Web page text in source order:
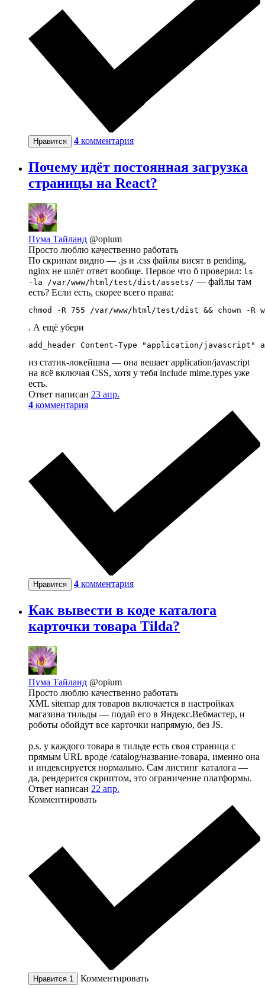
Нравится 4 комментария
Почему идёт постоянная загрузка
страницы на React?
Пума Тайланд @opium
Просто люблю качественно работать
По скринам видно — .js и .css файлы висят в pending,
nginx не шлёт ответ вообще. Первое что б проверил: ls
-la /var/www/html/test/dist/assets/ — файлы там
есть? Если есть, скорее всего права:
chmod -R 755 /var/www/html/test/dist && chown -R
. А ещё убери
add_header Content-Type "application/javascript"
из статик-локейшна — она вешает application/javascript
на всё включая CSS, хотя у тебя include mime.types уже
есть.
Ответ написан 23 апр.
4 комментария
Нравится 4 комментария
Как вывести в коде каталога
карточки товара Tilda?
Пума Тайланд @opium
Просто люблю качественно работать
XML sitemap для товаров включается в настройках
магазина тильды — подай его в Яндекс.Вебмастер, и
роботы обойдут все карточки напрямую, без JS.
p.s. у каждого товара в тильде есть своя страница с
прямым URL вроде /catalog/название-товара, именно она
и индексируется нормально. Сам листинг каталога —
да, рендерится скриптом, это ограничение платформы.
Ответ написан 22 апр.
Комментировать
Нравится 1 Комментировать